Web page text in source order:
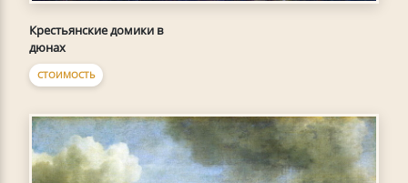
Крестьянские домики в
дюнах
СТОИМОСТЬ